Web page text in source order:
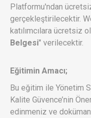
Platformu'ndan
gerçekleştirilecektir.
katılımcılara ücretsiz
Belgesi" verilecektir.
Eğitimin Amacı;
Bu eğitim ile Yönetim
Kalite Güvence’nin
edinmeniz ve